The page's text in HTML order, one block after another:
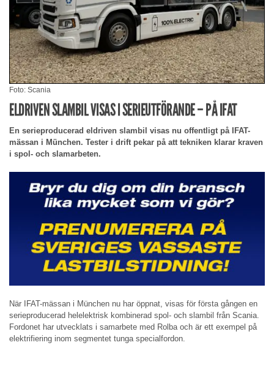
Foto: Scania
ELDRIVEN SLAMBIL VISAS I SERIEUTFÖRANDE – PÅ IFAT
En serieproducerad eldriven slambil visas nu offentligt på IFAT-
mässan i München. Tester i drift pekar på att tekniken klarar kraven
i spol- och slamarbeten.
När IFAT-mässan i München nu har öppnat, visas för första gången en
serieproducerad helelektrisk kombinerad spol- och slambil från Scania.
Fordonet har utvecklats i samarbete med Rolba och är ett exempel på
elektrifiering inom segmentet tunga specialfordon.